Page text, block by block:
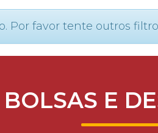
Por favor tente outros
BOLSAS E